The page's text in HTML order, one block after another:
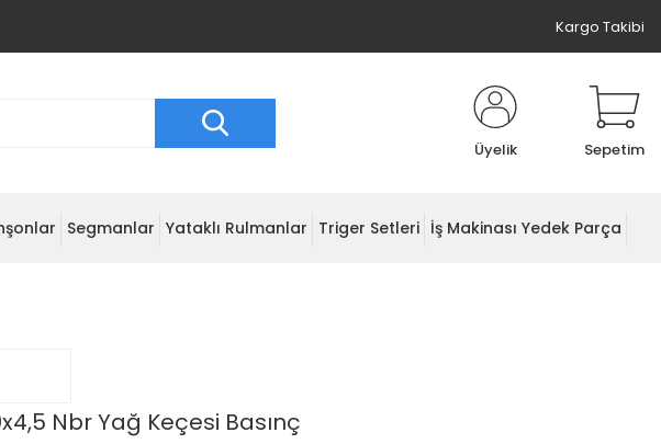
Kargo Takibi
Üyelik Sepetim
Segmanlar Yataklı Rulmanlar Triger Setleri İş Makinası Yedek Parça
Nbr Yağ Keçesi Basınç